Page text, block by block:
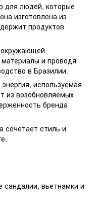
для людей, которые
изготовлена ​​из
продуктов
окружающей
и проводя
в Бразилии.
используемая
из возобновляемых
бренда
сочетает стиль и
сандалии, вьетнамки и